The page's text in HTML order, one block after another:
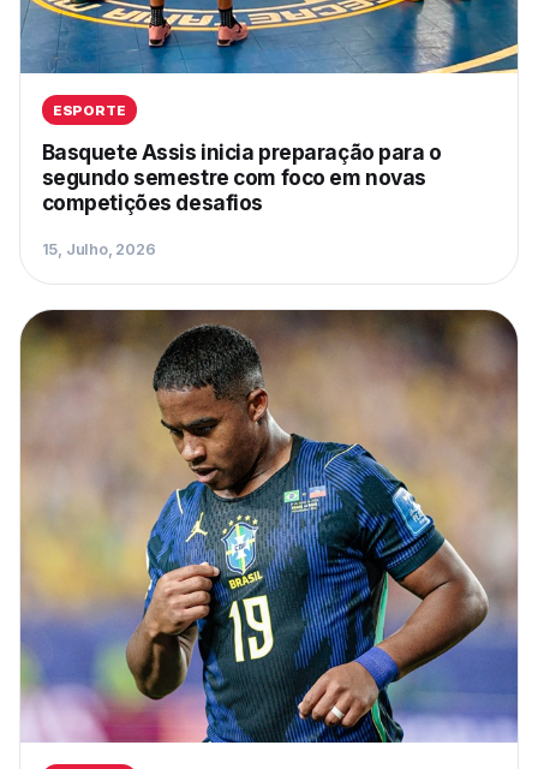
ESPORTE
Basquete Assis inicia preparação para o
segundo semestre com foco em novas
competições desafios
15, Julho, 2026